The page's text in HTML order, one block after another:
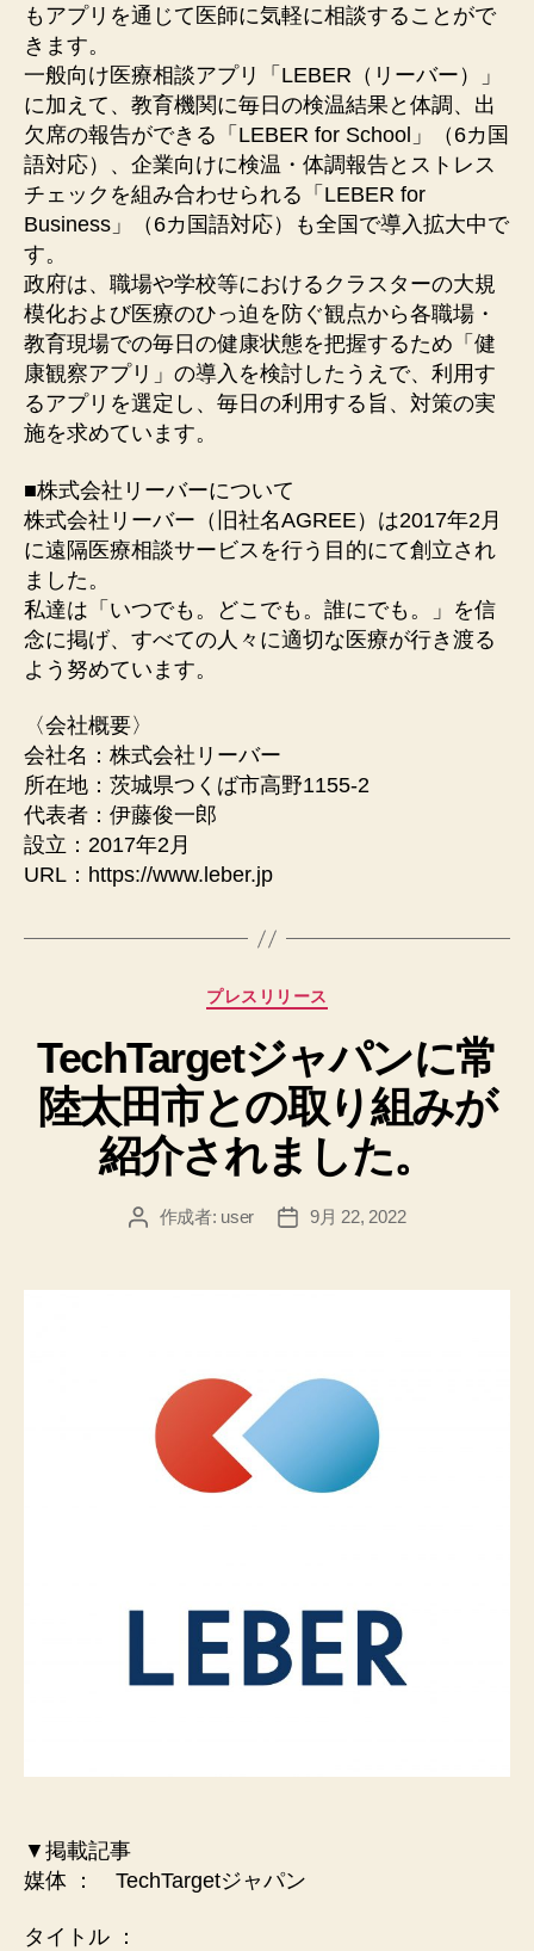
もアプリを通じて医師に気軽に相談することがで
きます。
⼀般向け医療相談アプリ「LEBER（リーバー）」
に加えて、教育機関に毎⽇の検温結果と体調、出
⽋席の報告ができる「LEBER for School」（6カ国
語対応）、企業向けに検温・体調報告とストレス
チェックを組み合わせられる「LEBER for
Business」（6カ国語対応）も全国で導⼊拡⼤中で
す。
政府は、職場や学校等におけるクラスターの大規
模化および医療のひっ迫を防ぐ観点から各職場・
教育現場での毎日の健康状態を把握するため「健
康観察アプリ」の導入を検討したうえで、利用す
るアプリを選定し、毎日の利用する旨、対策の実
施を求めています。
■株式会社リーバーについて
株式会社リーバー（旧社名AGREE）は2017年2月
に遠隔医療相談サービスを行う目的にて創立され
ました。
私達は「いつでも。どこでも。誰にでも。」を信
念に掲げ、すべての人々に適切な医療が行き渡る
よう努めています。
〈会社概要〉
会社名：株式会社リーバー
所在地：茨城県つくば市高野1155-2
代表者：伊藤俊一郎
設立：2017年2月
URL：https://www.leber.jp
カ
ゴ
リ
ー
プレスリリース
TechTargetジャパンに常
陸太田市との取り組みが
紹介されました。
投 作成者: user
投
9月 22, 2022
▼掲載記事
媒体 ： TechTargetジャパン
タイトル ：